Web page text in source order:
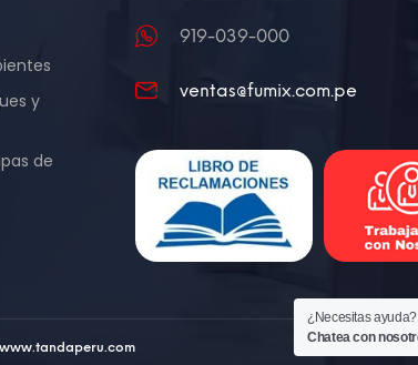
y
de
919-039-000
ventas@fumix.com.pe
www.tandaperu.com
¿Necesitas ayuda?
Chatea con